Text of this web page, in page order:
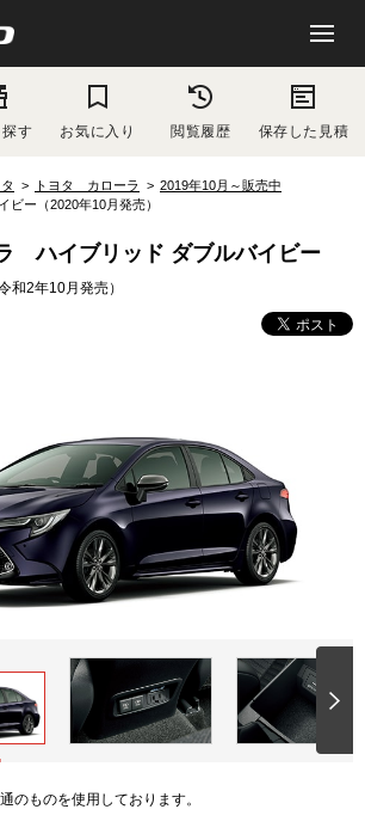
す お気に入り 閲覧履歴 保存した見積
トヨタ カローラ
2019年10月～販売中
ビー（2020年10月発売）
ハイブリッド ダブルバイビー
令和2年10月発売）
のものを使用しております。